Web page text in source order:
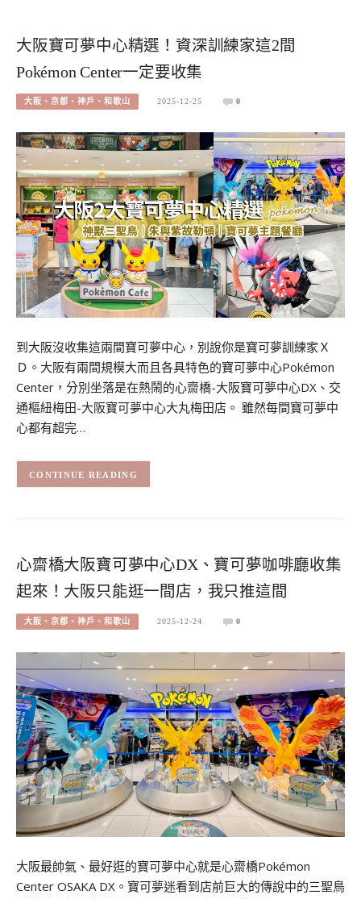
大阪寶可夢中心精選！資深訓練家這2間
Pokémon Center一定要收集
大阪、京都、神戶、和歌山 2025-12-25 0
到大阪沒收集這兩間寶可夢中心，別說你是寶可夢訓練家Ｘ
Ｄ。大阪有兩間規模大而且各具特色的寶可夢中心Pokémon
Center，分別坐落是在熱鬧的心齋橋-大阪寶可夢中心DX、交
通樞紐梅田-大阪寶可夢中心大丸梅田店。 雖然每間寶可夢中
心都有超完…
CONTINUE READING
心齋橋大阪寶可夢中心DX、寶可夢咖啡廳收集
起來！大阪只能逛一間店，我只推這間
大阪、京都、神戶、和歌山 2025-12-24 0
大阪最帥氣、最好逛的寶可夢中心就是心齋橋Pokémon
Center OSAKA DX。寶可夢迷看到店前巨大的傳說中的三聖鳥